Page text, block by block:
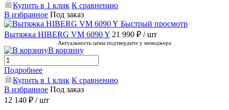
Купить в 1 клик К сравнению
В избранное Под заказ
Быстрый просмотр
Вытяжка HIBERG VM 6090 Y 21 990 ₽ / шт
Актуальность цены подтвердите у менеджера
В корзину
Подробнее
Купить в 1 клик К сравнению
В избранное Под заказ
12 140 ₽ / шт